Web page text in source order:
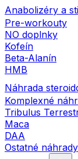
Anabolizéry a
Pre-workouty
NO doplnky
Kofeín
Beta-Alanín
HMB
Náhrada
Komplexné
Tribulus
Maca
DAA
Ostatné